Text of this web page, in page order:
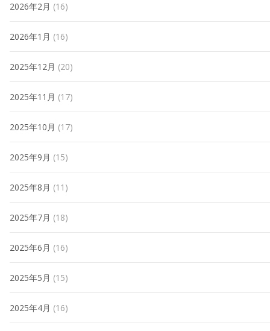
2026年2月 (16)
2026年1月 (16)
2025年12月 (20)
2025年11月 (17)
2025年10月 (17)
2025年9月 (15)
2025年8月 (11)
2025年7月 (18)
2025年6月 (16)
2025年5月 (15)
2025年4月 (16)